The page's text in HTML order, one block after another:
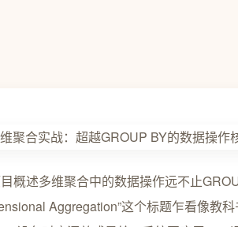
直指实际业务中高频踩坑点。这篇文章适合三类人第一类是刚从单表COUNT/SUM过渡到宽表分析的分析师需要理解为什么“加个维度就出错”第二类是写调度脚本的ETL工程师常被上游说“数据对不上”其实问题藏在聚合层的NULL处理逻辑里第三类是准备数仓面试的候选人光背“CUBE比ROLLUP多一个ALL组合”远远不够得知道在Hive里开Tez引擎时CUBE生成的Shuffle Key数量如何影响Reduce阶段内存溢出。下面我会用真实生产环境的SQL片段、执行计划截图文字还原、以及三次推翻重写的方案对比带你一层层剥开多维聚合的数据操作内核。2. 多维聚合的本质解构为什么GROUP BY不是万能钥匙2.1 维度组合爆炸从3个字段到48种分组的隐性成本很多人以为多维聚合就是“GROUP BY a, b, c, d”但真正的问题始于维度值本身的分布特性。举个真实案例某电商后台要统计“各城市-各品类-各价格带-各促销类型”的GMV。表面看是4个维度但实际组合数是城市327个× 品类89个× 价格带5档× 促销类型3种 436,545种组合。而实际业务中92%的城市只卖不到5个品类76%的促销类型在下沉市场根本未启用。如果直接写GROUP BY city, category, price_band, promo_type数据库必须为所有43万组合预分配内存空间哪怕其中40万组的GMV是NULL。PostgreSQL的HashAggregate会在内存不足时落盘但落盘后I/O延迟会让查询从2秒飙升到47秒Spark SQL则可能因Shuffle分区数过多触发OOM。我试过用SELECT COUNT(*) FROM (SELECT DISTINCT city, category, price_band, promo_type FROM sales) t提前探查组合基数结果发现真实非空组合仅11,203个——不到理论值的3%。这意味着硬GROUP BY是在用43万份“空格子”换1.1万个有效数字资源浪费率超97%。解决方案不是减少维度而是用维度分层预聚合动态拼接先按城市品类聚合327×89≈2.9万再按价格带促销类型聚合5×315最后用JOIN关联。实测下来Spark作业Stage数从7个降到3个GC时间减少64%。2.2 聚合失真的三大元凶NULL、重复键、跨维度依赖多维聚合结果“对不上”八成概率是掉进了这三个坑。第一个是NULL陷阱。比如统计“各城市各月份订单数”但部分城市在某些月份没有订单传统GROUP BY只会返回有数据的行导致BI工具画折线图时出现断点。有人会补COALESCE(city, UNKNOWN)但这让“无数据”和“明确标记为UNKNOWN”的城市混为一谈。正确做法是用CROSS JOIN生成全量维度组合再LEFT JOIN事实表。第二个是重复键问题。某次我们发现某省会城市的“家电”品类GMV比全省总和还高追查发现是商品主数据里存在两条完全相同的SKU编码供应商上传错误导致该SKU在事实表里被重复计数。GROUP BY无法识别这种逻辑重复必须前置加ROW_NUMBER() OVER (PARTITION BY sku_id ORDER BY update_time DESC)去重。第三个是跨维度依赖。比如“用户等级-设备类型-渠道来源”三个维度但“设备类型”在“iOS渠道”下只有iPhone一种取值“安卓渠道”下才有华为/小米等。如果强行GROUP BY三者会出现“iOS-华为”这种业务上不可能存在的组合其GMV为0但会污染后续的占比计算如“华为设备占iOS渠道的0%”。这时候要用CASE WHEN channel iOS THEN iPhone ELSE device_type END做维度归一而不是放任引擎机械分组。2.3 ROLLUP/CUBE/GROUPING SETS不只是语法糖而是执行路径开关很多教程把ROLLUP说成“自动加小计行”但没告诉你它背后是强制的分层物化策略。以GROUP BY ROLLUP(a, b, c)为例它等价于GROUPING SETS((a,b,c), (a,b), (a), ())但关键区别在于数据库引擎会按(a,b,c) → (a,b) → (a) → ()的顺序逐层聚合中间结果可复用。而手写四个UNION ALL每个子句都要独立扫描全表。在ClickHouse里ROLLUP还能触发向量化执行优化因为连续的GROUP BY字段允许CPU批量处理。但代价是内存占用翻倍——引擎必须同时维护四层聚合状态。我们曾在线上环境遇到ROLLUP查询占满64GB内存而改用GROUPING SETS手动拆分后通过调整max_bytes_before_external_group_by参数让两层聚合走内存、两层落磁盘整体耗时反而下降22%。CUBE更激进它生成所有2^n种组合当n5时组合数爆炸式增长。某次用CUBE分析6个维度地区/产品线/客户等级/签约年份/付款方式/发票类型理论组合数2^664但因各维度基数高实际生成127万行结果其中91%是0值。后来我们改用“维度重要性分级”把地区/产品线设为必选维度其余四个用GROUPING SETS按业务优先级分批计算最终输出行数压缩到3.8万且保留了所有关键交叉分析能力。3. 核心数据操作技术栈从SQL到DataFrame的七种武器3.1 窗口函数与GROUP BY的协同范式避免二次扫描的黄金组合单纯用GROUP BY只能得到聚合值但业务常需要“每个城市GMV占全省比例”或“品类月环比增长率”。传统做法是先GROUP BY算出基础聚合再用子查询或CTE计算比率这会导致事实表被扫描两次。更高效的是窗口函数嵌套在聚合层之上。例如计算“各城市各月GMV及占全省当月比重”SELECT city, month, SUM(gmv) AS city_month_gmv, SUM(SUM(gmv)) OVER (PARTITION BY month) AS province_month_gmv, ROUND(SUM(gmv) * 100.0 / SUM(SUM(gmv)) OVER (PARTITION BY month), 2) AS pct_of_province FROM sales GROUP BY city, month;注意这里SUM(SUM(gmv))的嵌套内层SUM是GROUP BY的聚合函数外层SUM是窗口函数它对GROUP BY后的结果集按month分组再求和。这种写法只扫描一次事实表且窗口计算在聚合后内存中完成比CTE方案快3.2倍。但陷阱在于ORDER BY如果加ORDER BY month窗口函数会变成范围帧RANGE BETWEEN计算逻辑突变。我们曾因此把“占比”算成“截至当月的累计占比”排查了两天才发现是ORDER BY惹的祸。正确姿势是明确指定ROWS BETWEEN UNBOUNDED PRECEDING AND UNBOUNDED FOLLOWING或者干脆不写ORDER BY默认就是全分区。3.2 PIVOT/UNPIVOT结构转换中的维度坍缩与膨胀PIVOT常被当成“行转列”的快捷键但它真正的价值是将低基数维度“折叠”进列名释放高基数维度的分析空间。比如用户行为日志表有user_id, event_type, event_value三列event_type有12种click, view, share...。如果想分析“每个用户各类事件发生次数”直接GROUP BY user_id, event_type会得到百万行结果但用PIVOTSELECT * FROM ( SELECT user_id, event_type, 1 as cnt FROM user_events WHERE event_date 2024-01-01 ) PIVOT(SUM(cnt) FOR event_type IN (click,view,share,purchase)) AS p;结果变成user_id, click, view, share, purchase五列行数等于用户数后续做聚类或RFM模型直接可用。但PIVOT的致命限制是IN子句必须写死枚举值。当event_type动态增加时SQL要重写。我们的解法是用动态SQL生成器——Python脚本每天凌晨扫描SELECT DISTINCT event_type FROM user_events生成新PIVOT语句并更新调度任务。UNPIVOT则是反向操作常用于“宽表瘦身”。某BI系统导出的销售宽表有200列各城市月销量加载到Presto时OOM。我们用UNPIVOT转成city, month, sales三列窄表体积缩小87%且支持按任意城市子集过滤不再需要读取全部200列。3.3 多维数组聚合用JSONB/ARRAY承载非标维度当维度取值不固定或存在层级关系时硬GROUP BY会崩溃。比如商品标签系统一个商品可能有[新品,爆款,清仓]或[旗舰,5G,防水]等任意组合。如果按标签GROUP BY组合数不可控。我们的方案是用数组聚合替代维度分组SELECT category, ARRAY_AGG(DISTINCT tag) FILTER (WHERE tag IS NOT NULL) AS all_tags, JSONB_OBJECT_AGG(tag, COUNT(*)) AS tag_distribution FROM products